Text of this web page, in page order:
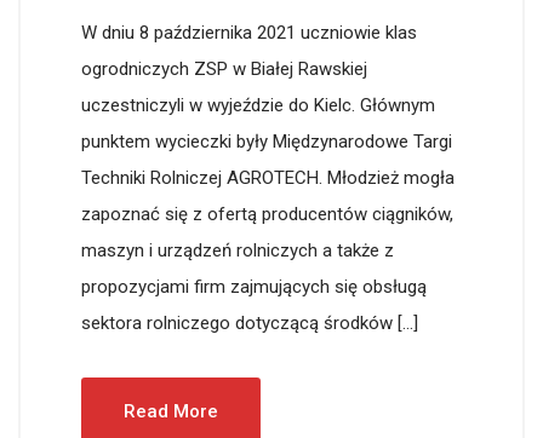
W dniu 8 października 2021 uczniowie klas
ogrodniczych ZSP w Białej Rawskiej
uczestniczyli w wyjeździe do Kielc. Głównym
punktem wycieczki były Międzynarodowe Targi
Techniki Rolniczej AGROTECH. Młodzież mogła
zapoznać się z ofertą producentów ciągników,
maszyn i urządzeń rolniczych a także z
propozycjami firm zajmujących się obsługą
sektora rolniczego dotyczącą środków […]
Read More